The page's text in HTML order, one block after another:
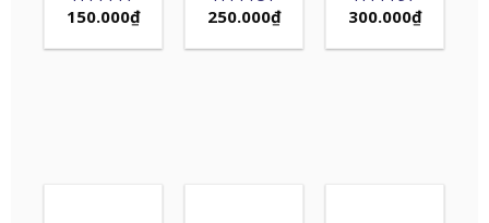
150.000₫
250.000₫
300.000₫